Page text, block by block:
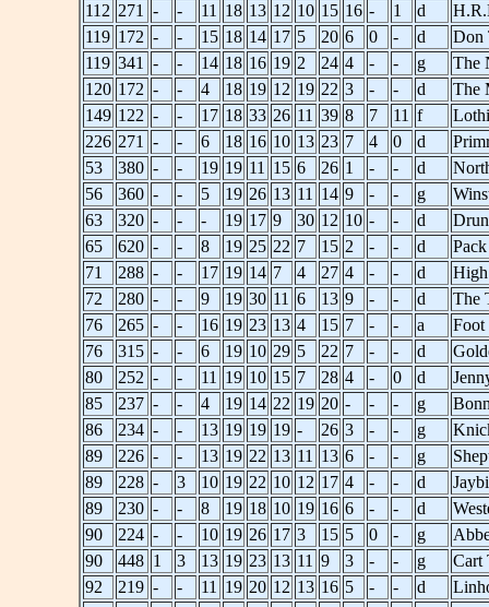
112 271 - - 11 18 13 12 10 15 16 - 1 d
119 172 - - 15 18 14 17 5 20 6 0 - d
Don
119 341 - - 14 18 16 19 2 24 4 - - g
The
120 172 - - 4 18 19 12 19 22 3 - - d
The
149 122 - - 17 18 33 26 11 39 8 7 11 f
226 271 - - 6 18 16 10 13 23 7 4 0 d
53
380 - - 19 19 11 15 6 26 1 - - d
56
360 - - 5 19 26 13 11 14 9 - - g
63
320 - - - 19 17 9 30 12 10 - - d
65
620 - - 8 19 25 22 7 15 2 - - d
71
288 - - 17 19 14 7 4 27 4 - - d
72
280 - - 9 19 30 11 6 13 9 - - d
The
76
265 - - 16 19 23 13 4 15 7 - - a
Foot
76
315 - - 6 19 10 29 5 22 7 - - d
80
252 - - 11 19 10 15 7 28 4 - 0 d
85
237 - - 4 19 14 22 19 20 - - - g
86
234 - - 13 19 19 19 - 26 3 - - g
89
226 - - 13 19 22 13 11 13 6 - - g
89
228 - 3 10 19 22 10 12 17 4 - - d
89
230 - - 8 19 18 10 19 16 6 - - d
90
224 - - 10 19 26 17 3 15 5 0 - g
90
448 1 3 13 19 23 13 11 9 3 - - g
Cart
92
219 - - 11 19 20 12 13 16 5 - - d